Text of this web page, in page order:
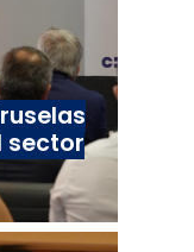
sector